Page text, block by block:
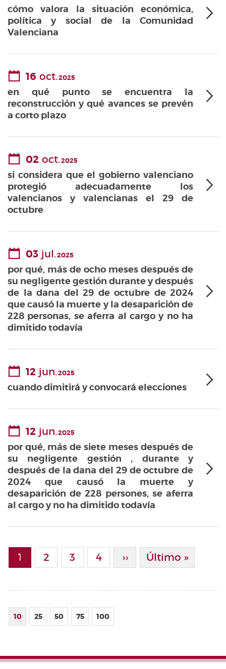
cómo valora la situación económica,
política y social de la Comunidad
Valenciana
16 oct.2025
en qué punto se encuentra la
reconstrucción y qué avances se prevén
a corto plazo
02 oct.2025
si considera que el gobierno valenciano
protegió adecuadamente los
valencianos y valencianas el 29 de
octubre
03 jul.2025
por qué, más de ocho meses después de
su negligente gestión durante y después
de la dana del 29 de octubre de 2024
que causó la muerte y la desaparición de
228 personas, se aferra al cargo y no ha
dimitido todavía
12 jun.2025
cuando dimitirá y convocará elecciones
12 jun.2025
por qué, más de siete meses después de
su negligente gestión , durante y
después de la dana del 29 de octubre de
2024 que causó la muerte y
desaparición de 228 persones, se aferra
al cargo y no ha dimitido todavía
Paginación
Página actual
1 Page
2 Page
3 Page
4 Siguiente Página
›› Última Página
Último »
10 25 50 75 100